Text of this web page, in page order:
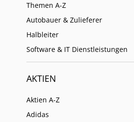
Themen A-Z
Autobauer & Zulieferer
Halbleiter
Software & IT Dienstleistungen
AKTIEN
Aktien A-Z
Adidas